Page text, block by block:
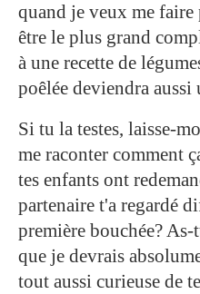
quand je veux me
être le plus grand
à une recette de
poêlée deviendra aussi
Si tu la testes, laisse-
me raconter comment
tes enfants ont
partenaire t'a regardé
première bouchée?
que je devrais
tout aussi curieuse de